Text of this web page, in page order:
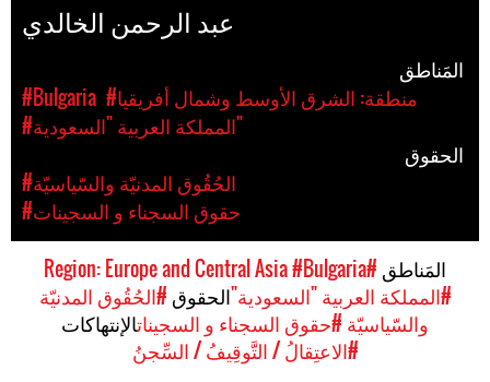
عبد الرحمن الخالدي
#Bulgaria
#منطقة: الشرق الأوسط وشمال أفريقيا
#المملكة العربية "السعودية"
#الحُقُوق المدنيّة والسّياسيّة
#حقوق السجناء و السجينات
المَناطق #Region: Europe and Central Asia
#Bulgaria
#المملكة العربية "السعودية"الحقوق #الحُقُوق المدنيّة
والسّياسيّة #حقوق السجناء و السجيناتالإنتهاكات
#الاعتِقالُ / التَّوقِيفُ / السِّجنُ